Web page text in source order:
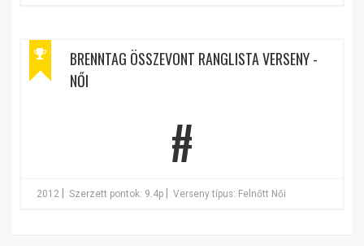
BRENNTAG ÖSSZEVONT RANGLISTA VERSENY -
NŐI
#
2012 Szerzett pontok: 9.4p Verseny típus: Felnőtt Női